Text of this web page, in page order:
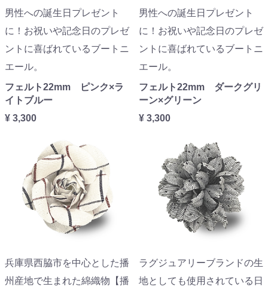
男性への誕生日プレゼント
に！お祝いや記念日のプレゼ
ントに喜ばれているブートニ
エール。
フェルト22mm ピンク×ラ
イトブルー
¥ 3,300
男性への誕生日プレゼント
に！お祝いや記念日のプレゼ
ントに喜ばれているブートニ
エール。
フェルト22mm ダークグリ
ーン×グリーン
¥ 3,300
兵庫県西脇市を中心とした播
州産地で生まれた綿織物【播
ラグジュアリーブランドの生
地としても使用されている日